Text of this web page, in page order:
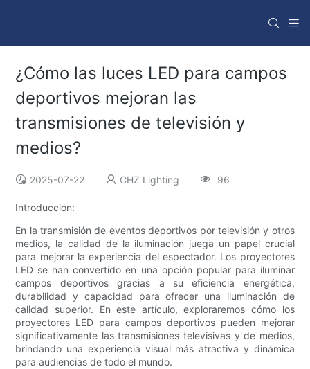
¿Cómo las luces LED para campos
deportivos mejoran las
transmisiones de televisión y
medios?
2025-07-22 CHZ Lighting 96
Introducción:
En la transmisión de eventos deportivos por televisión y otros
medios, la calidad de la iluminación juega un papel crucial
para mejorar la experiencia del espectador. Los proyectores
LED se han convertido en una opción popular para iluminar
campos deportivos gracias a su eficiencia energética,
durabilidad y capacidad para ofrecer una iluminación de
calidad superior. En este artículo, exploraremos cómo los
proyectores LED para campos deportivos pueden mejorar
significativamente las transmisiones televisivas y de medios,
brindando una experiencia visual más atractiva y dinámica
para audiencias de todo el mundo.